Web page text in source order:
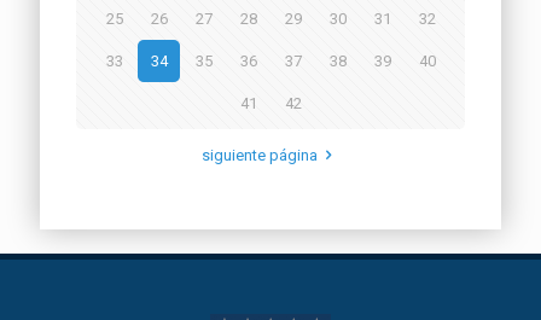
25 26 27 28 29 30 31 32
33 34 35 36 37 38 39 40
41 42
siguiente página